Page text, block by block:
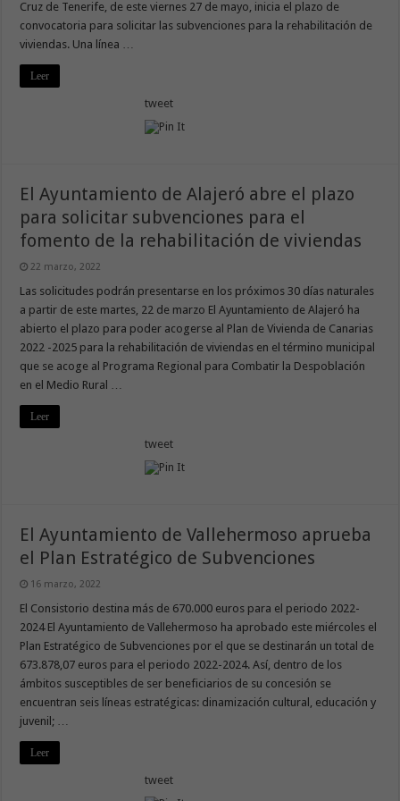
Cruz de Tenerife, de este viernes 27 de mayo, inicia el plazo de
convocatoria para solicitar las subvenciones para la rehabilitación de
viviendas. Una línea …
Leer
tweet
El Ayuntamiento de Alajeró abre el plazo
para solicitar subvenciones para el
fomento de la rehabilitación de viviendas
22 marzo, 2022
Las solicitudes podrán presentarse en los próximos 30 días naturales
a partir de este martes, 22 de marzo El Ayuntamiento de Alajeró ha
abierto el plazo para poder acogerse al Plan de Vivienda de Canarias
2022 -2025 para la rehabilitación de viviendas en el término municipal
que se acoge al Programa Regional para Combatir la Despoblación
en el Medio Rural …
Leer
tweet
El Ayuntamiento de Vallehermoso aprueba
el Plan Estratégico de Subvenciones
16 marzo, 2022
El Consistorio destina más de 670.000 euros para el periodo 2022-
2024 El Ayuntamiento de Vallehermoso ha aprobado este miércoles el
Plan Estratégico de Subvenciones por el que se destinarán un total de
673.878,07 euros para el periodo 2022-2024. Así, dentro de los
ámbitos susceptibles de ser beneficiarios de su concesión se
encuentran seis líneas estratégicas: dinamización cultural, educación y
juvenil; …
Leer
tweet